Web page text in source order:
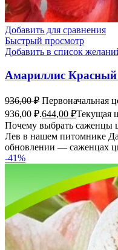
Добавить для сравнения
Быстрый просмотр
Добавить в список
Амариллис
936,00₽ Первоначальная
936,00 ₽.644,00 ₽Текущая
Почему выбрать саженцы
Лев в нашем питомнике
обновлении — саженцах
-41%